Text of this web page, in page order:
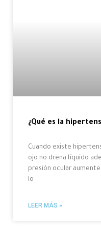
¿Qué es la
Cuando existe
ojo no drena líquido
presión ocular
lo
LEER MÁS »